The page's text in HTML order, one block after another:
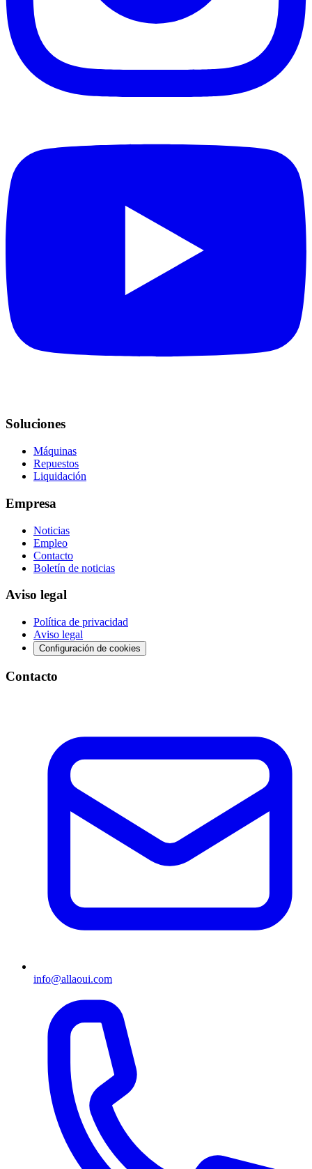
Soluciones
Máquinas
Repuestos
Liquidación
Empresa
Noticias
Empleo
Contacto
Boletín de noticias
Aviso legal
Política de privacidad
Aviso legal
Configuración de cookies
Contacto
info@allaoui.com